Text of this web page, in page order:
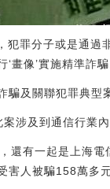
犯罪分子或是通
像’實施精準詐
及關聯犯罪典型
涉及到通信行業內
還有一起是上海
害人被騙158萬多元